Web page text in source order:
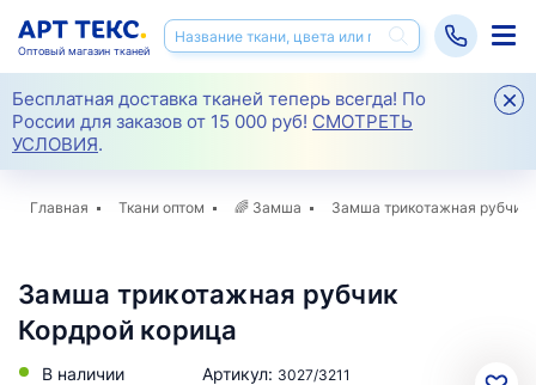
Бесплатная доставка тканей теперь всегда! По
России для заказов от 15 000 руб! СМОТРЕТЬ
УСЛОВИЯ.
Оптовый магазин тканей
Главная Ткани оптом 🌈 Замша Замша трикотажная рубчик
Замша трикотажная рубчик
Кордрой корица
В наличии Артикул: 3027/3211